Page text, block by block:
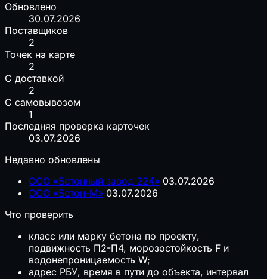
Обновлено
30.07.2026
Поставщиков
2
Точек на карте
2
С доставкой
2
С самовывозом
1
Последняя проверка карточек
03.07.2026
Недавно обновлены
ООО «Бетонный завод 224» 03.07.2026
ООО «Бетон-М» 03.07.2026
Что проверить
класс или марку бетона по проекту,
подвижность П2-П4, морозостойкость F и
водонепроницаемость W;
адрес РБУ, время в пути до объекта, интервал